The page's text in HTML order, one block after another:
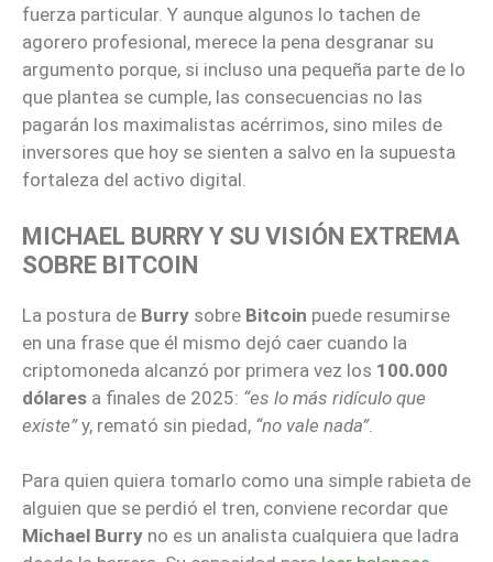
fuerza particular. Y aunque algunos lo tachen de
agorero profesional, merece la pena desgranar su
argumento porque, si incluso una pequeña parte de lo
que plantea se cumple, las consecuencias no las
pagarán los maximalistas acérrimos, sino miles de
inversores que hoy se sienten a salvo en la supuesta
fortaleza del activo digital.
MICHAEL BURRY Y SU VISIÓN EXTREMA
SOBRE BITCOIN
La postura de Burry sobre Bitcoin puede resumirse
en una frase que él mismo dejó caer cuando la
criptomoneda alcanzó por primera vez los 100.000
dólares a finales de 2025: “es lo más ridículo que
existe”y, remató sin piedad, “no vale nada”.
Para quien quiera tomarlo como una simple rabieta de
alguien que se perdió el tren, conviene recordar que
Michael Burry no es un analista cualquiera que ladra